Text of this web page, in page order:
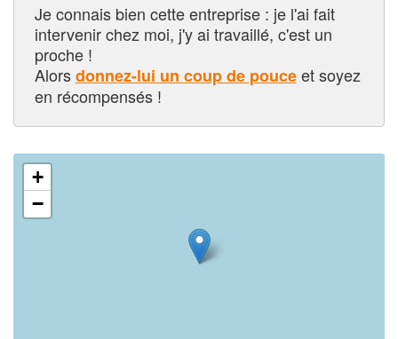
Je connais bien cette entreprise : je l'ai fait
intervenir chez moi, j'y ai travaillé, c'est un
proche !
Alorsdonnez-lui un coup de pouceet soyez
en récompensés !
+
−